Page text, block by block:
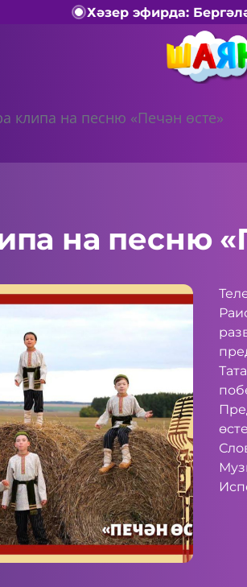
Хәзер эфирда:
клипа на песню «Печән өсте»
на песню